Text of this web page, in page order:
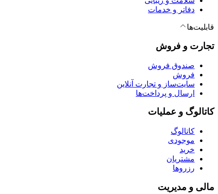
دفاتر و خدمات
قابلیت‌ها
تجارت و فروش
صندوق فروش
فروش
سایت‌ساز و تجارت آنلاین
ارسال و پرداخت‌ها
کاتالوگ و عملیات
کاتالوگ
موجودی
خرید
مشتریان
رزروها
مالی و مدیریت